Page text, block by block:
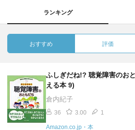
ランキング
おすすめ 評価
ふしぎだね!? 聴覚障害のお
える本 9)
倉内紀子
36 3.00 1
Amazon.co.jp・本